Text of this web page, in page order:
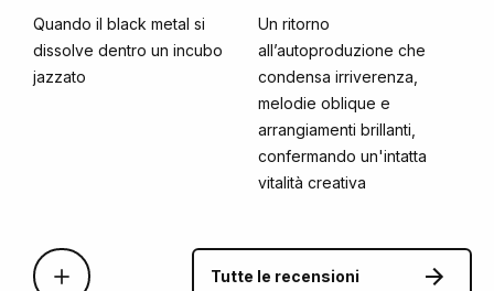
Quando il black metal si
dissolve dentro un incubo
jazzato
Un ritorno
all’autoproduzione che
condensa irriverenza,
melodie oblique e
arrangiamenti brillanti,
confermando un'intatta
vitalità creativa
Tutte le recensioni